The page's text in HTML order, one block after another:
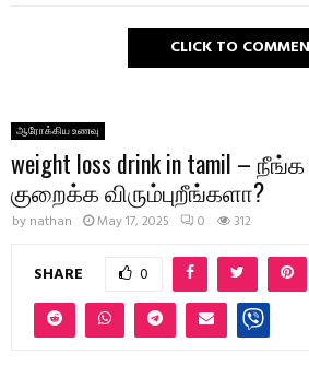
CLICK TO
ஆரோக்கிய உணவு
weight loss drink in tamil –
குறைக்க விரும்புறீங்களா?
by nathan May 17, 2025 0 312
SHARE 0